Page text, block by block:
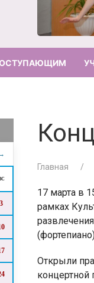
3
Главная
17 марта в
рамках
Открыли
концертной